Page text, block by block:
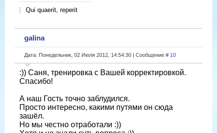
Qui quaerit, reperit
galina
Дата: Понедельник, 02 Июля 2012, 14:54:30 | Сообщение # 10
:)) Саня, тренировка с Вашей корректировкой.
Спасибо!
А наш Гость точно заблудился.
Просто интересно, какими путями он сюда
зашёл.
Но мы честно отработали :))